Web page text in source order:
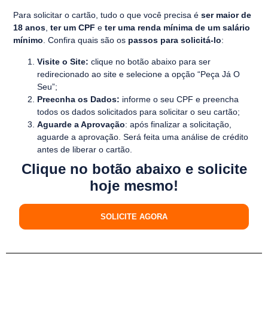
Para solicitar o cartão, tudo o que você precisa éser maior de
18 anos,ter um CPF e ter uma renda mínima de um salário
mínimo. Confira quais são os passos para solicitá-lo:
Visite o Site: clique no botão abaixo para ser
redirecionado ao site e selecione a opção “Peça Já O
Seu”;
Preecnha os Dados: informe o seu CPF e preencha
todos os dados solicitados para solicitar o seu cartão;
Aguarde a Aprovação: após finalizar a solicitação,
aguarde a aprovação. Será feita uma análise de crédito
antes de liberar o cartão.
Clique no botão abaixo e solicite
hoje mesmo!
SOLICITE AGORA